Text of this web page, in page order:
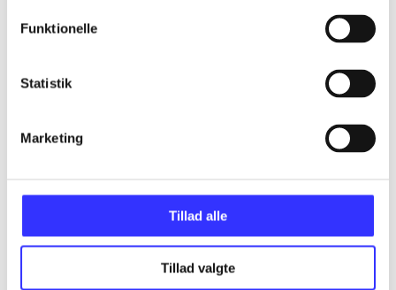
Funktionelle
Statistik
Marketing
Tillad alle
Tillad valgte